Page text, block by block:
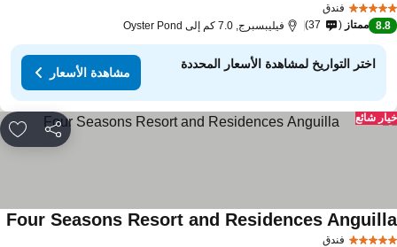
فندق
8.8 ممتاز 37 فيليبسبرج, 7.0 كم إلى Oyster Pond
اختر التواريخ لمشاهدة الأسعار المحددة
مشاهدة الأسعار
مشاركة
شائع
فندق
Four Seasons Resort and Residences